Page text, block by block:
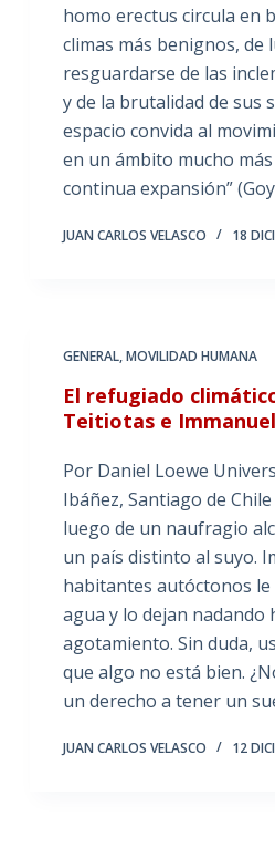
homo erectus circula en
climas más benignos, de
resguardarse de las
y de la brutalidad de sus
espacio convida al
en un ámbito mucho
continua expansión”
JUAN CARLOS VELASCO 18
GENERAL,MOVILIDAD HUMANA
El refugiado
Teitiotas e
Por Daniel Loewe
Ibáñez, Santiago de
luego de un naufragio
un país distinto al suyo.
habitantes autóctonos le
agua y lo dejan nadando
agotamiento. Sin duda,
que algo no está bien.
un derecho a tener un
JUAN CARLOS VELASCO 12